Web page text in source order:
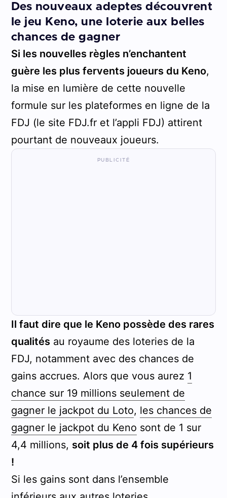
Des nouveaux adeptes découvrent
le jeu Keno, une loterie aux belles
chances de gagner
Si les nouvelles règles n’enchantent
guère les plus fervents joueurs du Keno,
la mise en lumière de cette nouvelle
formule sur les plateformes en ligne de la
FDJ (le site FDJ.fr et l’appli FDJ) attirent
pourtant de nouveaux joueurs.
Il faut dire que le Keno possède des rares
qualitésau royaume des loteries de la
FDJ, notamment avec des chances de
gains accrues. Alors que vous aurez 1
chance sur 19 millions seulement de
gagner le jackpot du Loto, les chances de
gagner le jackpot du Keno sont de 1 sur
4,4 millions, soit plus de 4 fois supérieurs
!
Si les gains sont dans l’ensemble